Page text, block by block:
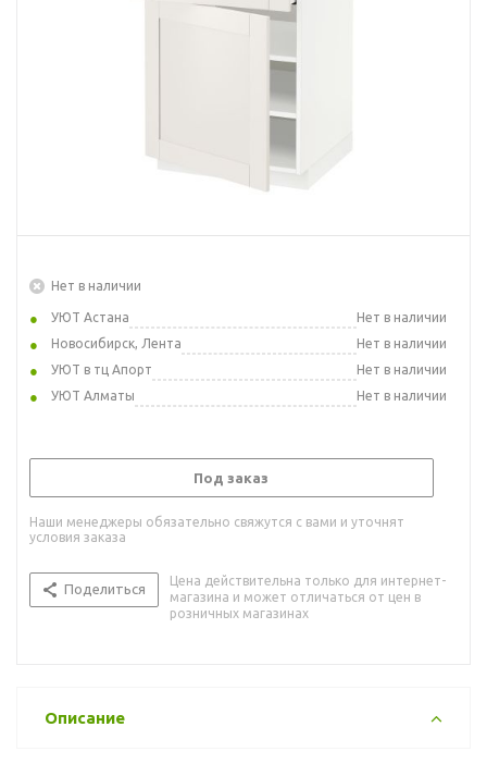
Нет в наличии
УЮТ Астана
Нет в наличии
Новосибирск, Лента
Нет в наличии
УЮТ в тц Апорт
Нет в наличии
УЮТ Алматы
Нет в наличии
Под заказ
Наши менеджеры обязательно свяжутся с вами и уточнят
условия заказа
Поделиться
Цена действительна только для интернет-
магазина и может отличаться от цен в
розничных магазинах
Описание